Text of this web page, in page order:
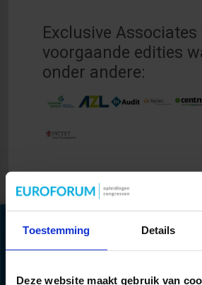
Toestemming Details
Deze website maakt gebruik van
Exclusive Associates
voorgaande edities
onder andere: